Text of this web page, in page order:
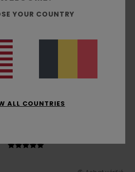
/5
/ prix: 5/5 Taille: Taille
YOUR COUNTRY
ALL COUNTRIES